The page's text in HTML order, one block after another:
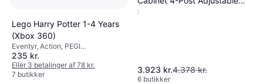
Lego Harry Potter 1-4 Years
(Xbox 360)
Eventyr, Action, PEGI
aldersmærkning: 7
235 kr.
Eller 3 betalinger af 78 kr.
7 butikker
Depth
:
3.923 kr.4.378 kr.
6 butikker